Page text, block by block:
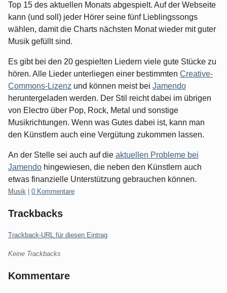
Top 15 des aktuellen Monats abgespielt. Auf der Webseite
kann (und soll) jeder Hörer seine fünf Lieblingssongs
wählen, damit die Charts nächsten Monat wieder mit guter
Musik gefüllt sind.
Es gibt bei den 20 gespielten Liedern viele gute Stücke zu
hören. Alle Lieder unterliegen einer bestimmten Creative-
Commons-Lizenz und können meist bei Jamendo
heruntergeladen werden. Der Stil reicht dabei im übrigen
von Electro über Pop, Rock, Metal und sonstige
Musikrichtungen. Wenn was Gutes dabei ist, kann man
den Künstlern auch eine Vergütung zukommen lassen.
An der Stelle sei auch auf die aktuellen Probleme bei
Jamendo hingewiesen, die neben den Künstlern auch
etwas finanzielle Unterstützung gebrauchen können.
Kategorien:
Musik 0 Kommentare
Trackbacks
Trackback-URL für diesen Eintrag
Keine Trackbacks
Kommentare